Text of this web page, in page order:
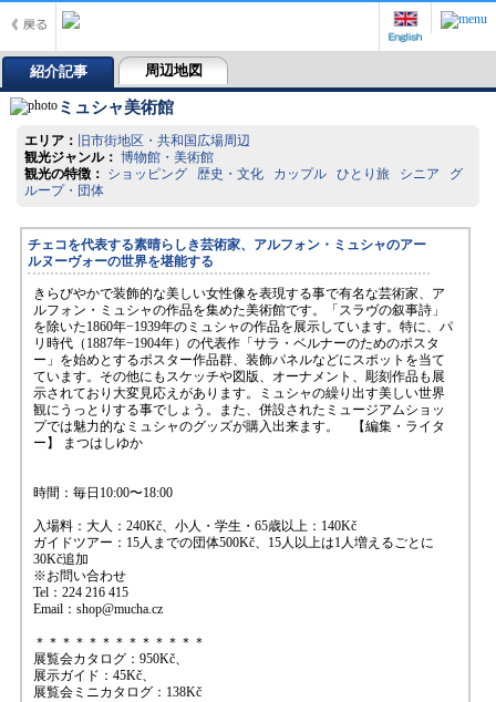
紹介記事 周辺地図
ミュシャ美術館
エリア：
旧市街地区・共和国広場周辺
観光ジャンル： 博物館・美術館
観光の特徴： ショッピング 歴史・文化 カップル ひとり旅 シニア グ
ループ・団体
チェコを代表する素晴らしき芸術家、アルフォン・ミュシャのアー
ルヌーヴォーの世界を堪能する
きらびやかで装飾的な美しい女性像を表現する事で有名な芸術家、ア
ルフォン・ミュシャの作品を集めた美術館です。「スラヴの叙事詩」
を除いた1860年−1939年のミュシャの作品を展示しています。特に、パ
リ時代（1887年−1904年）の代表作「サラ・ベルナーのためのポスタ
ー」を始めとするポスター作品群、装飾パネルなどにスポットを当て
ています。その他にもスケッチや図版、オーナメント、彫刻作品も展
示されており大変見応えがあります。ミュシャの繰り出す美しい世界
観にうっとりする事でしょう。また、併設されたミュージアムショッ
プでは魅力的なミュシャのグッズが購入出来ます。 【編集・ライタ
ー】 まつはしゆか
時間：毎日10:00〜18:00
入場料：大人：240Kč、小人・学生・65歳以上：140Kč
ガイドツアー：15人までの団体500Kč、15人以上は1人増えるごとに
30Kč追加
※お問い合わせ
Tel：224 216 415
Email：shop@mucha.cz
＊＊＊＊＊＊＊＊＊＊＊＊＊
展覧会カタログ：950Kč、
展示ガイド：45Kč、
展覧会ミニカタログ：138Kč